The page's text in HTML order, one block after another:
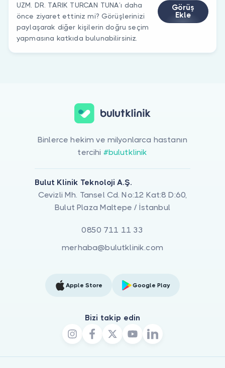
UZM. DR. TARIK TURCAN TUNA’ı daha
önce ziyaret ettiniz mi? Görüşlerinizi
paylaşarak diğer kişilerin doğru seçim
yapmasına katkıda bulunabilirsiniz.
Görüş
Ekle
Binlerce hekim ve milyonlarca hastanın
tercihi #bulutklinik
Bulut Klinik Teknoloji A.Ş.
Cevizli Mh. Tansel Cd. No:12 Kat:8 D:60,
Bulut Plaza Maltepe / İstanbul
0850 711 11 33
merhaba@bulutklinik.com
Apple Store Google Play
Bizi takip edin